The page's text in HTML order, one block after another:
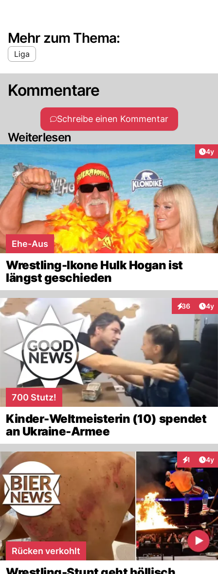
Mehr zum Thema:
Liga
Kommentare
Schreibe einen Kommentar
Weiterlesen
4y
Ehe-Aus
Wrestling-Ikone Hulk Hogan ist
längst geschieden
36
Interaktionen
4y
700 Stutz!
Kinder-Weltmeisterin (10) spendet
an Ukraine-Armee
1 4y
Rücken verkohlt